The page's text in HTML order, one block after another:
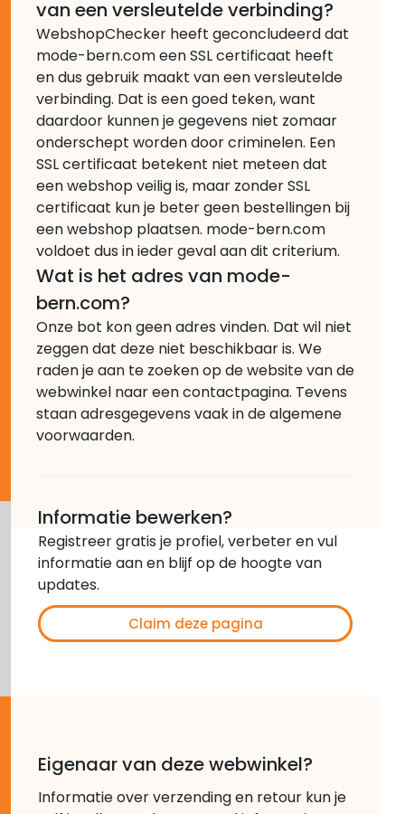
van een versleutelde verbinding?
WebshopChecker heeft geconcludeerd dat
mode-bern.com een SSL certificaat heeft
en dus gebruik maakt van een versleutelde
verbinding. Dat is een goed teken, want
daardoor kunnen je gegevens niet zomaar
onderschept worden door criminelen. Een
SSL certificaat betekent niet meteen dat
een webshop veilig is, maar zonder SSL
certificaat kun je beter geen bestellingen bij
een webshop plaatsen. mode-bern.com
voldoet dus in ieder geval aan dit criterium.
Wat is het adres van mode-
bern.com?
Onze bot kon geen adres vinden. Dat wil niet
zeggen dat deze niet beschikbaar is. We
raden je aan te zoeken op de website van de
webwinkel naar een contactpagina. Tevens
staan adresgegevens vaak in de algemene
voorwaarden.
Informatie bewerken?
Registreer gratis je profiel, verbeter en vul
informatie aan en blijf op de hoogte van
updates.
Claim deze pagina
Eigenaar van deze webwinkel?
Informatie over verzending en retour kun je